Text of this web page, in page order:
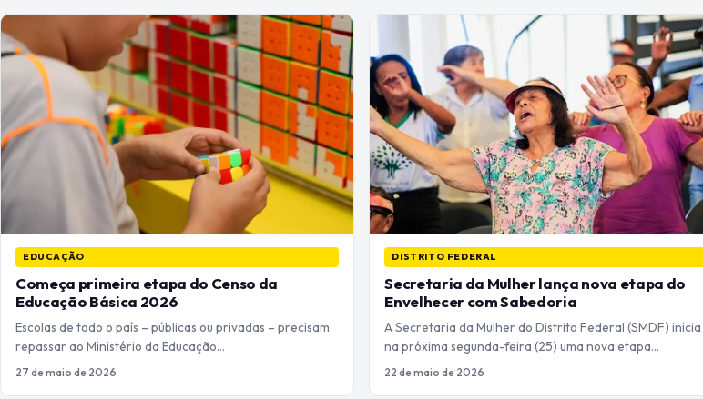
EDUCAÇÃO
Começa primeira etapa do Censo da
Educação Básica 2026
Escolas de todo o país – públicas ou privadas – precisam
repassar ao Ministério da Educação…
27 de maio de 2026
DISTRITO FEDERAL
Secretaria da Mulher lança nova etapa do
Envelhecer com Sabedoria
A Secretaria da Mulher do Distrito Federal (SMDF) inicia
na próxima segunda-feira (25) uma nova etapa…
22 de maio de 2026